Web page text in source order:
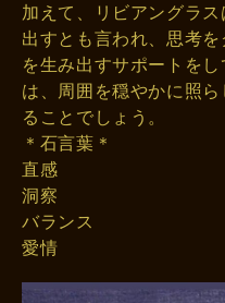
加えて、リビアングラ
出すとも言われ、思考
を生み出すサポートを
は、周囲を穏やかに照
ることでしょう。
＊石言葉＊
直感
洞察
バランス
愛情